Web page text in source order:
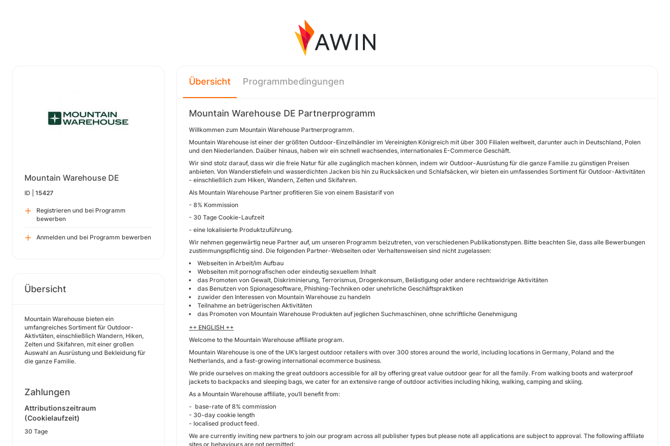
Mountain Warehouse DE
ID | 15427
Registrieren und bei Programm
bewerben
Anmelden und bei Programm bewerben
Übersicht
Mountain Warehouse bieten ein
umfangreiches Sortiment für Outdoor-
Aktivtäten, einschließlich Wandern, Hiken,
Zelten und Skifahren, mit einer großen
Auswahl an Ausrüstung und Bekleidung für
die ganze Familie.
Zahlungen
Attributionszeitraum
(Cookielaufzeit)
30 Tage
Übersicht Programmbedingungen
Mountain Warehouse DE Partnerprogramm
Willkommen zum Mountain Warehouse Partnerprogramm.
Mountain Warehouse ist einer der größten Outdoor-Einzelhändler im Vereinigten Königreich mit über 300 Filialen weltweit, darunter auch in Deutschland, Polen
und den Niederlanden. Daüber hinaus, haben wir ein schnell wachsendes, internationales E-Commerce Geschäft.
Wir sind stolz darauf, dass wir die freie Natur für alle zugänglich machen können, indem wir Outdoor-Ausrüstung für die ganze Familie zu günstigen Preisen
anbieten. Von Wanderstiefeln und wasserdichten Jacken bis hin zu Rucksäcken und Schlafsäcken, wir bieten ein umfassendes Sortiment für Outdoor-Aktivitäten
- einschließlich zum Hiken, Wandern, Zelten und Skifahren.
Als Mountain Warehouse Partner profitieren Sie von einem Basistarif von
- 8% Kommission
- 30 Tage Cookie-Laufzeit
- eine lokalisierte Produktzuführung.
Wir nehmen gegenwärtig neue Partner auf, um unseren Programm beizutreten, von verschiedenen Publikationstypen. Bitte beachten Sie, dass alle Bewerbungen
zustimmungspflichtig sind. Die folgenden Partner-Webseiten oder Verhaltensweisen sind nicht zugelassen:
Webseiten in Arbeit/im Aufbau
Webseiten mit pornografischen oder eindeutig sexuellem Inhalt
das Promoten von Gewalt, Diskriminierung, Terrorismus, Drogenkonsum, Belästigung oder andere rechtswidrige Aktivitäten
das Benutzen von Spionagesoftware, Phishing-Techniken oder unehrliche Geschäftspraktiken
zuwider den Interessen von Mountain Warehouse zu handeln
Teilnahme an betrügerischen Aktivitäten
das Promoten von Mountain Warehouse Produkten auf jeglichen Suchmaschinen, ohne schriftliche Genehmigung
++ ENGLISH ++
Welcome to the Mountain Warehouse affiliate program.
Mountain Warehouse is one of the UK’s largest outdoor retailers with over 300 stores around the world, including locations in Germany, Poland and the
Netherlands, and a fast-growing international ecommerce business.
We pride ourselves on making the great outdoors accessible for all by offering great value outdoor gear for all the family. From walking boots and waterproof
jackets to backpacks and sleeping bags, we cater for an extensive range of outdoor activities including hiking, walking, camping and skiing.
As a Mountain Warehouse affiliate, you’ll benefit from:
- base-rate of 8% commission
- 30-day cookie length
- localised product feed.
We are currently inviting new partners to join our program across all publisher types but please note all applications are subject to approval. The following affiliate
sites or behaviours are not permitted: